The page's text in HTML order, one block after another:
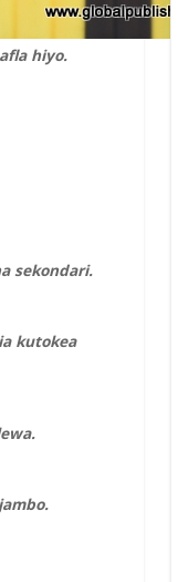
hiyo.
sekondari.
kutokea